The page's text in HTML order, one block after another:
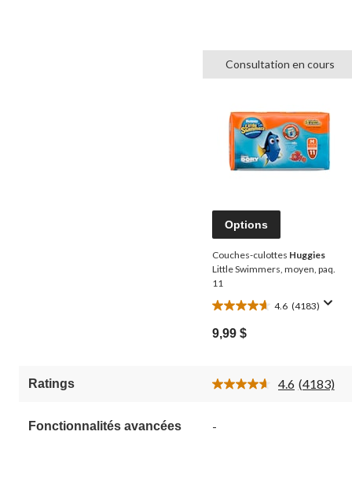
Consultation en cours
Options
Couches-culottes Huggies
Little Swimmers, moyen, paq.
11
4.6 (4183)
4.6
étoile(s)
sur
évaluations
9,99 $
Ratings 4.6 Lire
(4183)
Fonctionnalités avancées -